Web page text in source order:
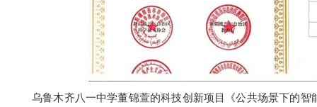
乌鲁木齐八一中学董锦萱的科技创新项目《公共场景下的